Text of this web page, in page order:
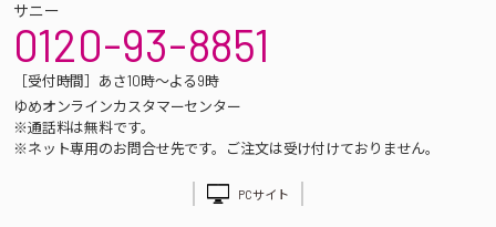
サニー
0120-93-8851
［受付時間］あさ10時～よる9時
ゆめオンラインカスタマーセンター
※通話料は無料です。
※ネット専用のお問合せ先です。ご注文は受け付けておりません。
PCサイト